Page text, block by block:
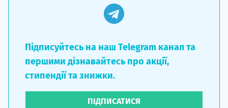
Підписуйтесь на наш Telegram канал та
першими дізнавайтесь про акції,
стипендії та знижки.
ПІДПИСАТИСЯ